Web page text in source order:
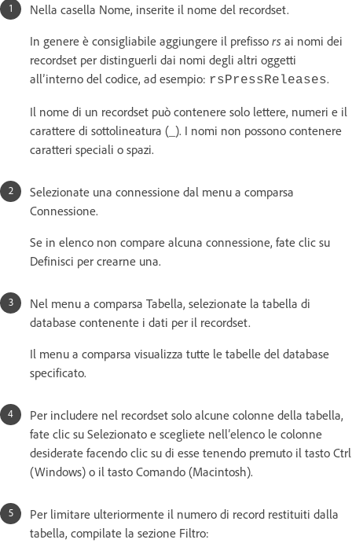
Nella casella Nome, inserite il nome del recordset.
In genere è consigliabile aggiungere il prefisso rs ai nomi dei
recordset per distinguerli dai nomi degli altri oggetti
all’interno del codice, ad esempio: rsPressReleases.
Il nome di un recordset può contenere solo lettere, numeri e il
carattere di sottolineatura (_). I nomi non possono contenere
caratteri speciali o spazi.
Selezionate una connessione dal menu a comparsa
Connessione.
Se in elenco non compare alcuna connessione, fate clic su
Definisci per crearne una.
Nel menu a comparsa Tabella, selezionate la tabella di
database contenente i dati per il recordset.
Il menu a comparsa visualizza tutte le tabelle del database
specificato.
Per includere nel recordset solo alcune colonne della tabella,
fate clic su Selezionato e scegliete nell’elenco le colonne
desiderate facendo clic su di esse tenendo premuto il tasto Ctrl
(Windows) o il tasto Comando (Macintosh).
Per limitare ulteriormente il numero di record restituiti dalla
tabella, compilate la sezione Filtro: